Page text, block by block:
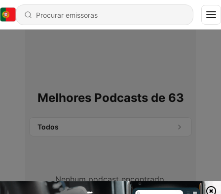
Melhores Podcasts de 63
Todos
Nenhum podcast encontrado.